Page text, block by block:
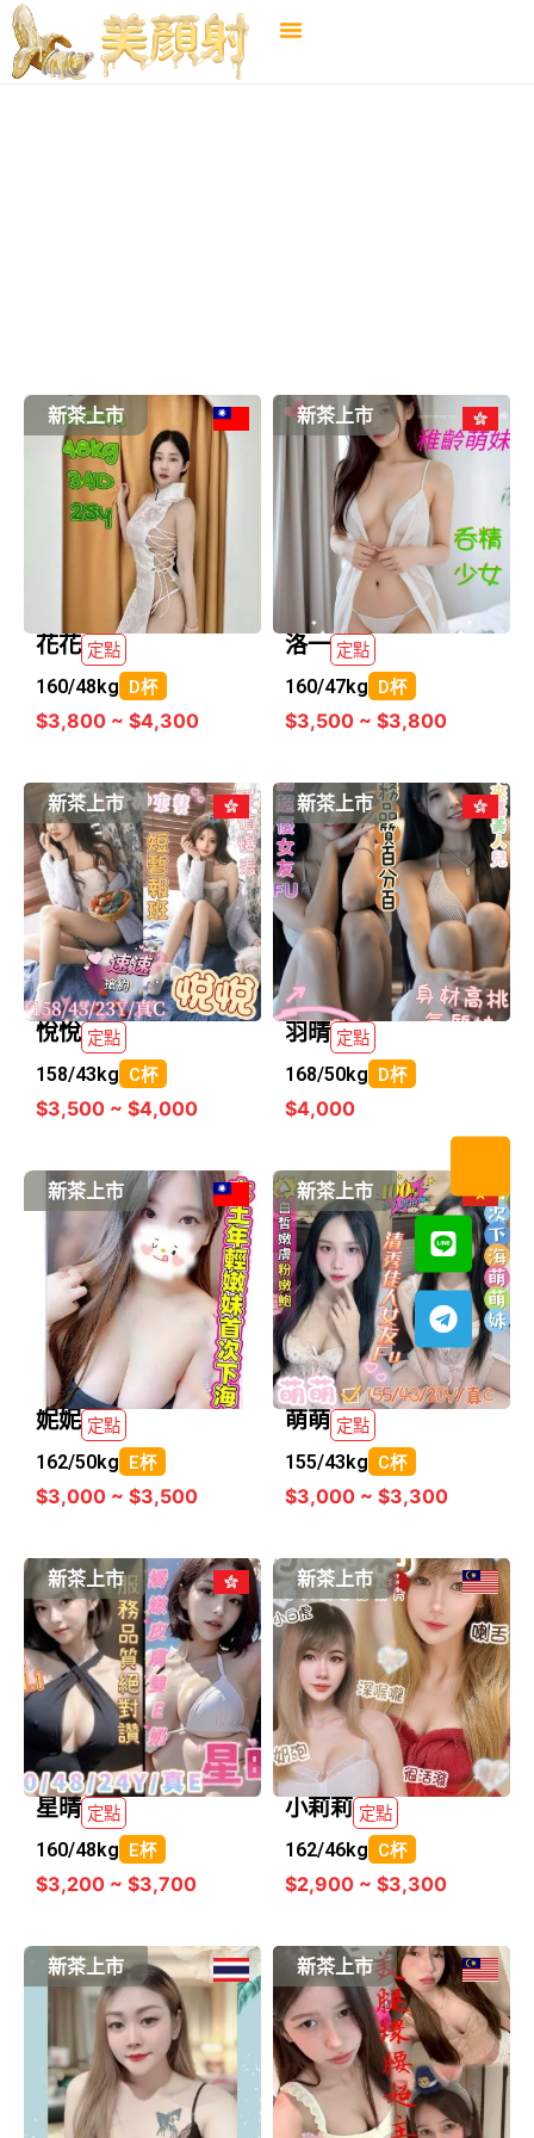
新茶上市
花花 定點
160/48kg D杯
$3,800 ~ $4,300
新茶上市
洛一 定點
160/47kg D杯
$3,500 ~ $3,800
新茶上市
悅悅 定點
158/43kg C杯
$3,500 ~ $4,000
新茶上市
羽晴 定點
168/50kg D杯
$4,000
新茶上市
妮妮 定點
162/50kg E杯
$3,000 ~ $3,500
新茶上市
萌萌 定點
155/43kg C杯
$3,000 ~ $3,300
新茶上市
星晴 定點
160/48kg E杯
$3,200 ~ $3,700
新茶上市
小莉莉 定點
162/46kg C杯
$2,900 ~ $3,300
新茶上市 新茶上市